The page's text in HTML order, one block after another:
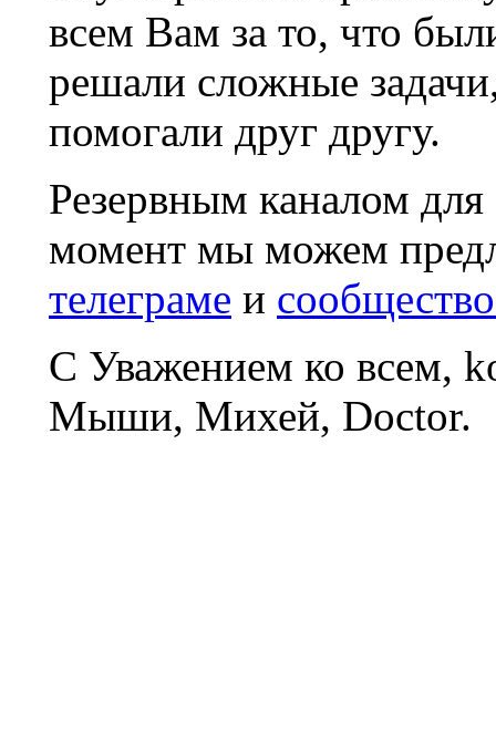
всем Вам за то, что
решали сложные
помогали друг другу.
Резервным каналом
момент мы можем
телеграме и
С Уважением ко всем,
Мыши, Михей, Doctor.